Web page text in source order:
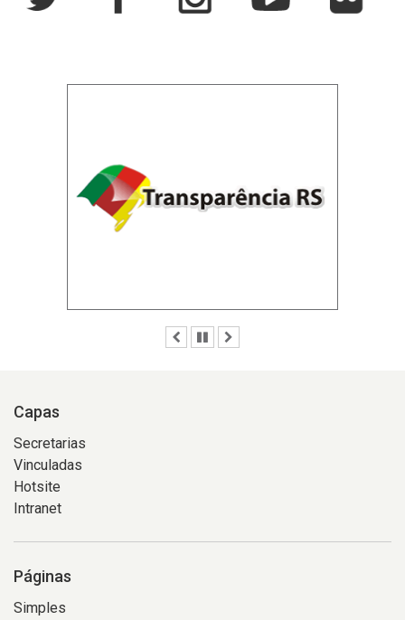
AnteriorPausar
Capas
Secretarias
Vinculadas
Hotsite
Intranet
Páginas
Simples